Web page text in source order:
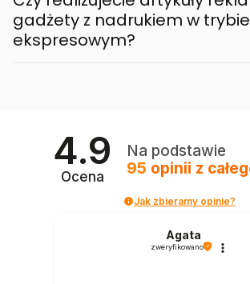
gadżety z nadrukiem w trybie
ekspresowym?
4.9
Ocena
Na podstawie
95 opinii z
Jak zbieramy opinie?
Agata
zweryfikowano